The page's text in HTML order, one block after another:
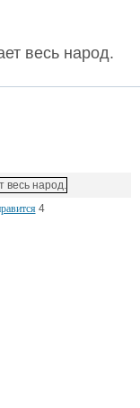
весь народ.
4